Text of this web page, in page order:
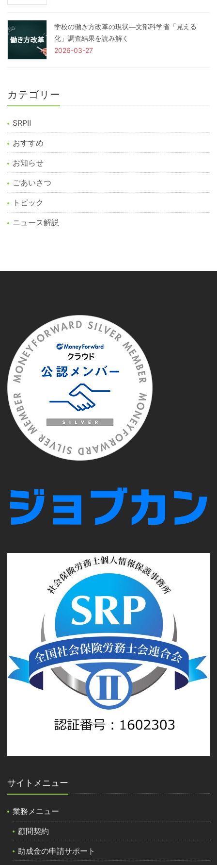
学校の働き方改革の現状―文部科学省「見える
化」調査結果を読み解く
2026-03-27
カテゴリー
SRPⅡ
おすすめ
お知らせ
ごあいさつ
トピック
ニュース解説
サイトメニュー
業務メニュー
顧問契約
助成金の申請サポート